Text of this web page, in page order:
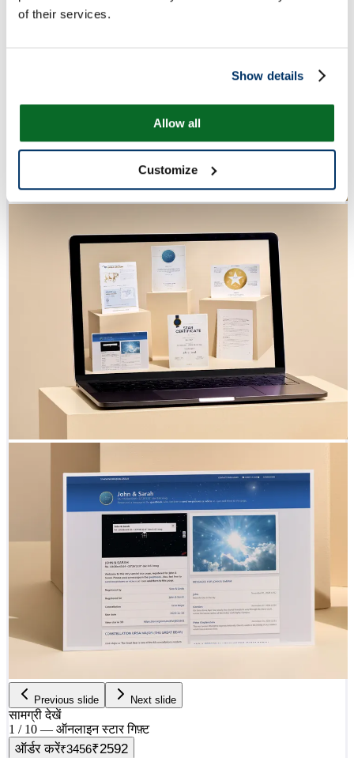
of their services.
Show details
Allow all
Customize
Previous slide Next slide
सामग्री देखें
1 / 10 — ऑनलाइन स्टार गिफ़्ट
ऑर्डर करें₹3456₹2592